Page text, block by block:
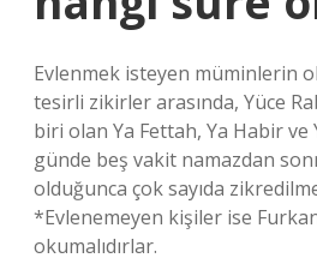
Evlenmek isteyen müminlerin
tesirli zikirler arasında, Yüce
biri olan Ya Fettah, Ya Habir ve
günde beş vakit namazdan
olduğunca çok sayıda
*Evlenemeyen kişiler ise
okumalıdırlar.